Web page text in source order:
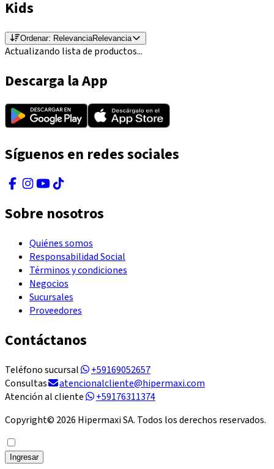
Kids
Ordenar: RelevanciaRelevancia
Actualizando lista de productos...
Descarga la App
Síguenos en redes sociales
Sobre nosotros
Quiénes somos
Responsabilidad Social
Términos y condiciones
Negocios
Sucursales
Proveedores
Contáctanos
Teléfono sucursal
+59169052657
Consultas
atencionalcliente@hipermaxi.com
Atención al cliente
+59176311374
Copyright© 2026 Hipermaxi SA. Todos los derechos reservados.
Ingresar